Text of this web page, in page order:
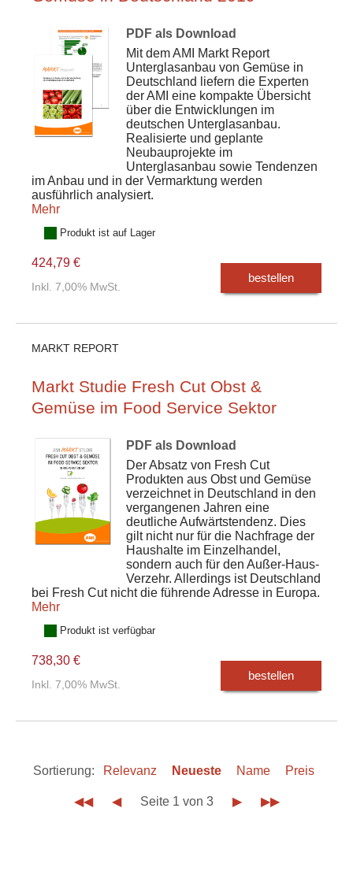
PDF als Download
Mit dem AMI Markt Report
Unterglasanbau von Gemüse in
Deutschland liefern die Experten
der AMI eine kompakte Übersicht
über die Entwicklungen im
deutschen Unterglasanbau.
Realisierte und geplante
Neubauprojekte im
Unterglasanbau sowie Tendenzen
im Anbau und in der Vermarktung werden
ausführlich analysiert.
Mehr
Produkt ist auf Lager
424,79 €
Inkl. 7,00% MwSt.
bestellen
MARKT REPORT
Markt Studie Fresh Cut Obst &
Gemüse im Food Service Sektor
PDF als Download
Der Absatz von Fresh Cut
Produkten aus Obst und Gemüse
verzeichnet in Deutschland in den
vergangenen Jahren eine
deutliche Aufwärtstendenz. Dies
gilt nicht nur für die Nachfrage der
Haushalte im Einzelhandel,
sondern auch für den Außer-Haus-
Verzehr. Allerdings ist Deutschland
bei Fresh Cut nicht die führende Adresse in Europa.
Mehr
Produkt ist verfügbar
738,30 €
Inkl. 7,00% MwSt.
bestellen
Sortierung: Relevanz Neueste Name Preis
◀◀ ◀ Seite 1 von 3 ▶ ▶▶